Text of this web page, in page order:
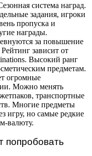
система наград.
задания, игроки
пропуска и
награды.
за повышение
зависит от
Высокий ранг
предметам.
огромные
Можно менять
транспортные
Многие предметы
игру, но самые редкие
валюту.
попробовать